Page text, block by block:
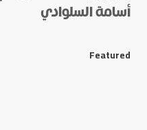
E-mail
*
أسامة السلوادي
Featured